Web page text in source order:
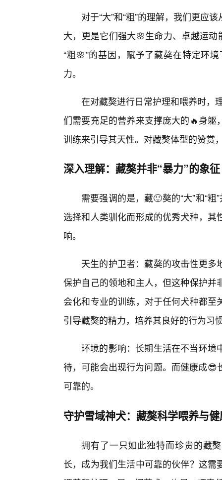
对于“大”和“粗”的理解，我们更应
大，更是它们强大🌸生命力、卓越运
“粗🌸”的基因，赋予了藏獒在特定环
力。
在对藏獒进行日常护理和喂养时，
们需要充足的营养来支撑庞大的🔥身
训练来引导其天性。对藏獒体型的赞赏
深入理解：藏獒并非“暴力”的象征
需要强调的是，藏🙂獒的“大”和“
选择和人类驯化而形成的优秀犬种，
响。
天生的护卫者：藏獒的攻击性更
保护自己的领地和主人，但这种保护
会化和专业的训练，对于任何犬种都
引导藏獒的精力，培养其良好的行为习
环境的影响：长期生活在不当环境
待，可能会出现行为问题。而健康成
可靠的。
守护雪域神犬：藏獒科学喂养与
拥有了一只如此独特而珍贵的藏
长，成为我们生活中可靠的伙伴？这